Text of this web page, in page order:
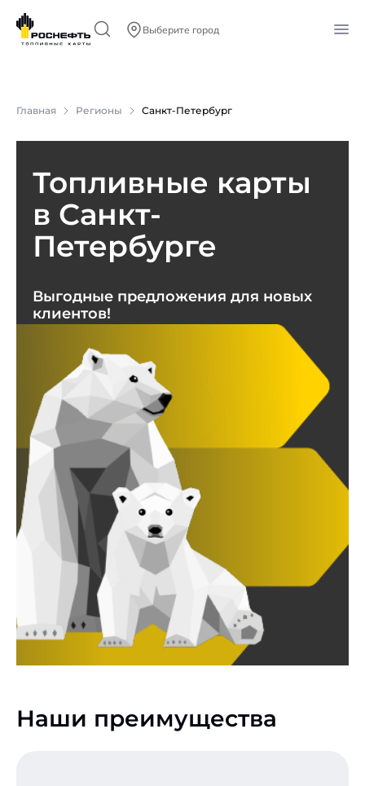
Выберите город
Главная Регионы Санкт-Петербург
Топливные карты
в Санкт-
Петербурге
Выгодные предложения для новых
клиентов!
Наши преимущества